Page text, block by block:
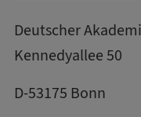
Deutscher
Kennedyallee 50
D-53175 Bonn